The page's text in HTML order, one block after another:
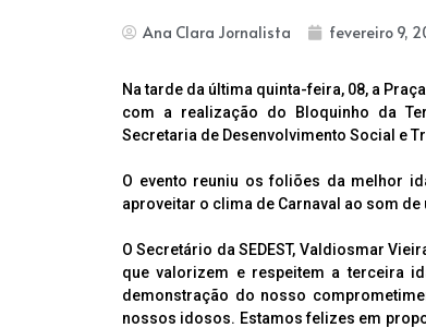
Ana Clara Jornalista fevereiro 9,
Na tarde da última quinta-feira, 08, a
com a realização do Bloquinho da
Secretaria de Desenvolvimento Social e
O evento reuniu os foliões da melhor
aproveitar o clima de Carnaval ao som
O Secretário da SEDEST, Valdiosmar
que valorizem e respeitem a terceira
demonstração do nosso
nossos idosos. Estamos felizes em